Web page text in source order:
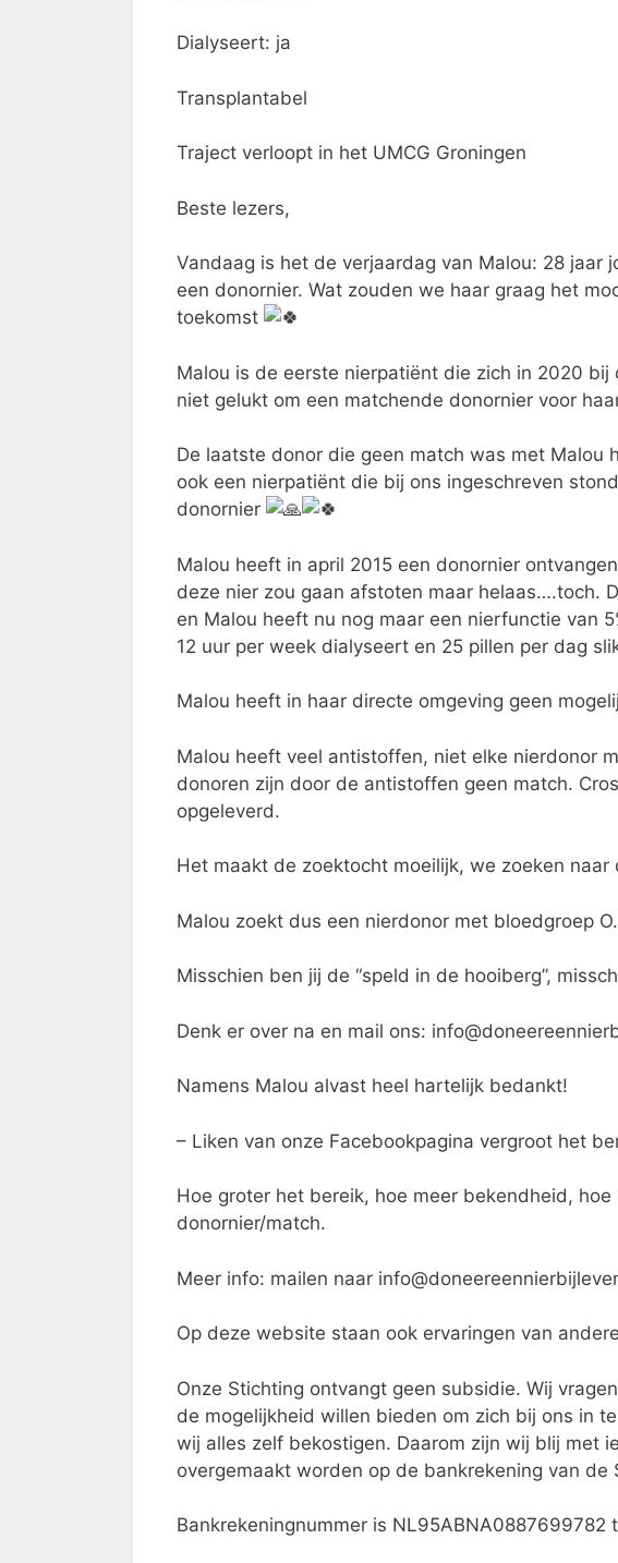
Dialyseert: ja
Transplantabel
Traject verloopt in het UMCG Groningen
Beste lezers,
Vandaag is het de verjaardag van Malou: 28 jaar
een donornier. Wat zouden we haar graag het
toekomst
Malou is de eerste nierpatiënt die zich in 2020
niet gelukt om een matchende donornier voor
De laatste donor die geen match was met Malou
ook een nierpatiënt die bij ons ingeschreven
donornier
Malou heeft in april 2015 een donornier
deze nier zou gaan afstoten maar helaas….toch.
en Malou heeft nu nog maar een nierfunctie van
12 uur per week dialyseert en 25 pillen per dag
Malou heeft in haar directe omgeving geen
Malou heeft veel antistoffen, niet elke nierdonor
donoren zijn door de antistoffen geen match.
opgeleverd.
Het maakt de zoektocht moeilijk, we zoeken naar
Malou zoekt dus een nierdonor met bloedgroep O.
Misschien ben jij de “speld in de hooiberg”,
Denk er over na en mail ons:
Namens Malou alvast heel hartelijk bedankt!
– Liken van onze Facebookpagina vergroot het
Hoe groter het bereik, hoe meer bekendheid,
donornier/match.
Meer info: mailen naar
Op deze website staan ook ervaringen van
Onze Stichting ontvangt geen subsidie. Wij
de mogelijkheid willen bieden om zich bij ons in
wij alles zelf bekostigen. Daarom zijn wij blij met
overgemaakt worden op de bankrekening van de
Bankrekeningnummer is NL95ABNA0887699782